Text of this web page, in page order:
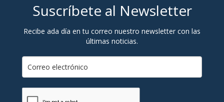
Suscríbete al Newsletter
Recibe ada día en tu correo nuestro newsletter con las
últimas noticias.